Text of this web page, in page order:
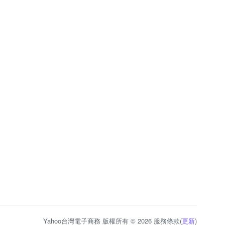
Yahoo台灣電子商務 版權所有 © 2026 服務條款(更新)